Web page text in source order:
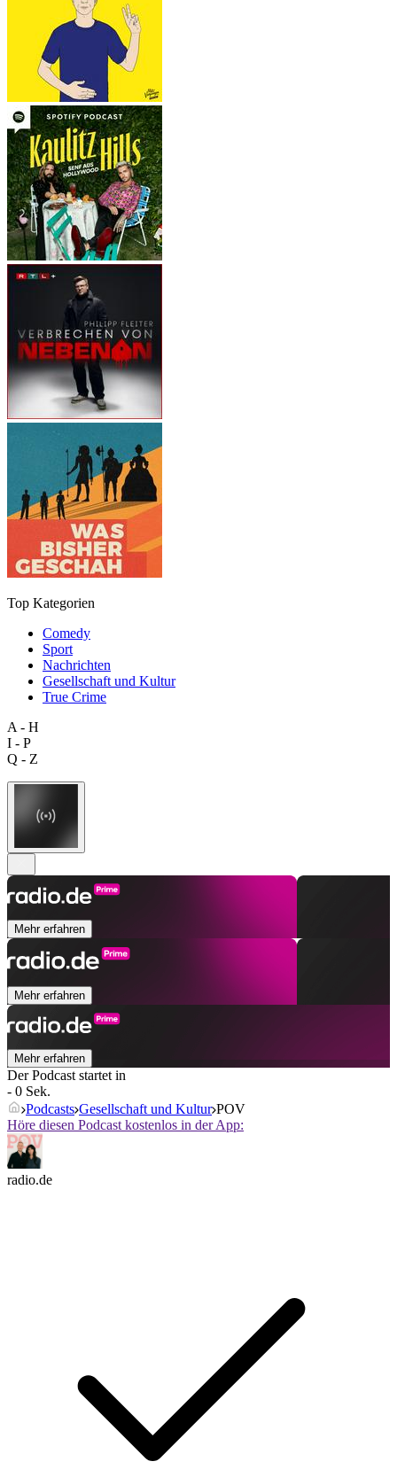
Top Kategorien
Comedy
Sport
Nachrichten
Gesellschaft und Kultur
True Crime
A - H
I - P
Q - Z
Mehr erfahren
Mehr erfahren
Mehr erfahren
Der Podcast startet in
- 0 Sek.
Podcasts Gesellschaft und Kultur POV
Höre diesen Podcast kostenlos in der App:
radio.de